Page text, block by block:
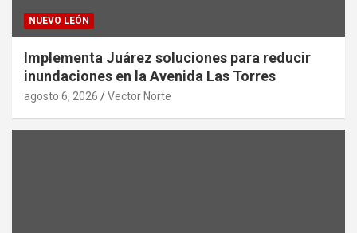
NUEVO LEÓN
Implementa Juárez soluciones para reducir
inundaciones en la Avenida Las Torres
agosto 6, 2026 Vector Norte